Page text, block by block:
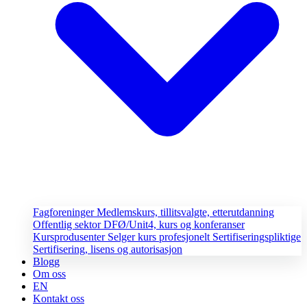
FagforeningerMedlemskurs, tillitsvalgte, etterutdanning
Offentlig sektorDFØ/Unit4, kurs og konferanser
Kursprodusenter Selger kurs profesjonelt Sertifiseringspliktige
Sertifisering, lisens og autorisasjon
Blogg
Om oss
EN
Kontakt oss